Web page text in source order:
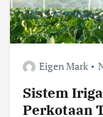
Eigen Mark
Sistem
Perkotaan